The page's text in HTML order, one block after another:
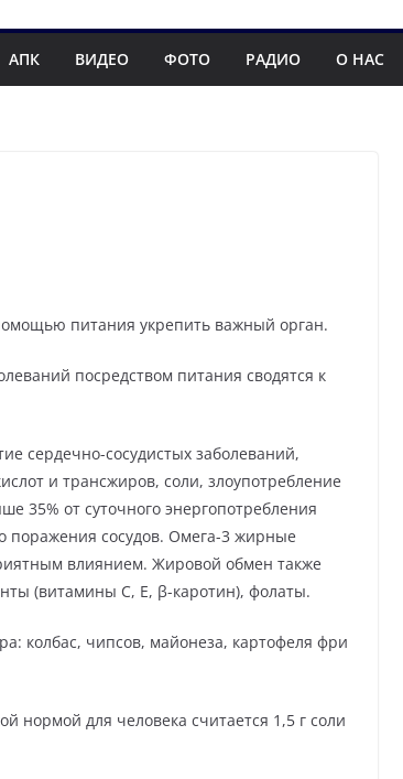
АПК ВИДЕО ФОТО РАДИО О НАС
питания укрепить важный орган.
посредством питания сводятся к
сердечно-сосудистых заболеваний,
и трансжиров, соли, злоупотребление
35% от суточного энергопотребления
поражения сосудов. Омега-3 жирные
влиянием. Жировой обмен также
(витамины С, Е, β-каротин), фолаты.
колбас, чипсов, майонеза, картофеля фри
нормой для человека считается 1,5 г соли